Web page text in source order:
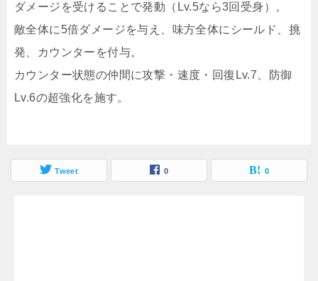
ダメージを受けることで発動（Lv.5なら3回受身）。
敵全体に5倍ダメージを与え、味方全体にシールド、挑
発、カウンターを付与。
カウンター状態の仲間に攻撃・速度・回復Lv.7、防御
Lv.6の超強化を施す。
Tweet 0 0